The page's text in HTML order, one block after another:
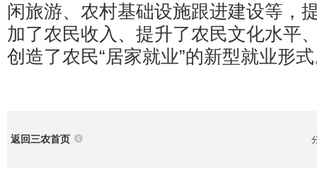
闲旅游、农村基础设施跟进建设等，
加了农民收入、提升了农民文化水平
创造了农民“居家就业”的新型就业形
返回三农首页